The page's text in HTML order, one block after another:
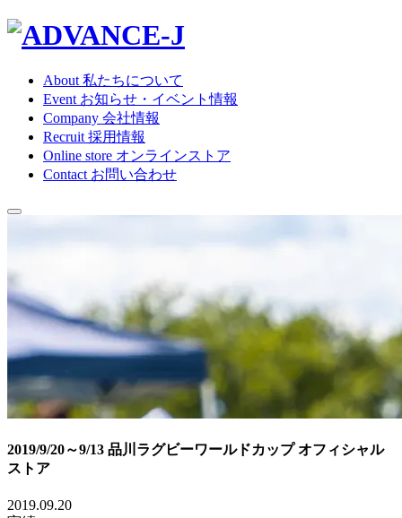
About 私たちについて
Event お知らせ・イベント情報
Company 会社情報
Recruit 採用情報
Online store オンラインストア
Contact お問い合わせ
2019/9/20～9/13 品川ラグビーワールドカップ オフィシャル
ストア
2019.09.20